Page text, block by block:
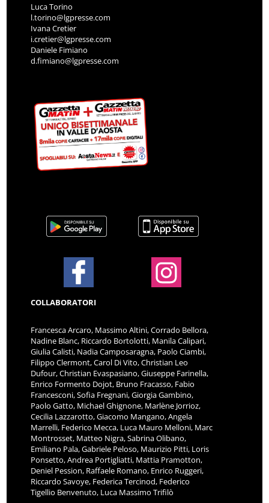
Luca Torino
l.torino@lgpresse.com
Ivana Cretier
i.cretier@lgpresse.com
Daniele Fimiano
d.fimiano@lgpresse.com
COLLABORATORI
Francesca Arcaro, Massimo Altini, Corrado Bellora,
Nadine Blanc, Riccardo Bortolotti, Manila Calipari,
Giulia Calisti, Nadia Camposaragna, Paolo Ciambi,
Filippo Clermont, Carol Di Vito, Christian Leo
Dufour, Christian Evaspasiano, Giuseppe Farinella,
Enrico Formento Dojot, Bruno Fracasso, Fabio
Francesconi, Sofia Fregnani, Giorgia Gambino,
Paolo Gatto, Michael Ghignone, Marlène Jorrioz,
Cecilia Lazzarotto, Giacomo Mangano, Angela
Marrelli, Federico Mecca, Luca Mauro Melloni, Marc
Montrosset, Matteo Nigra, Sabrina Olibano,
Emiliano Pala, Gabriele Peloso, Maurizio Pitti, Loris
Ponsetto, Andrea Portigliatti, Mattia Pramotton,
Deniel Pession, Raffaele Romano, Enrico Ruggeri,
Riccardo Savoye, Federica Tercinod, Federico
Tigellio Benvenuto, Luca Massimo Trifilò